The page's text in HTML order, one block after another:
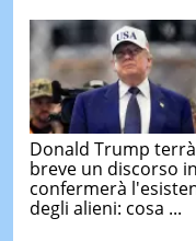
Donald Trump
breve un discorso
confermerà
degli alieni: cosa ...